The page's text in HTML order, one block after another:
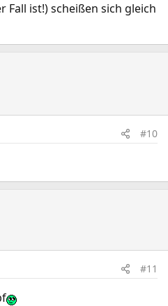
Fall ist!) scheißen sich gleich
#10
#11